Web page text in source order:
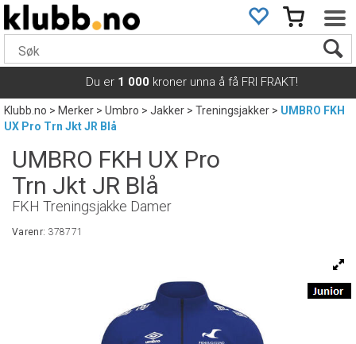
Du er 1 000 kroner unna å få FRI FRAKT!
Klubb.no>Merker>Umbro>Jakker>Treningsjakker>UMBRO FKH
UX Pro Trn Jkt JR Blå
UMBRO FKH UX Pro
Trn Jkt JR Blå
FKH Treningsjakke Damer
Varenr: 378771